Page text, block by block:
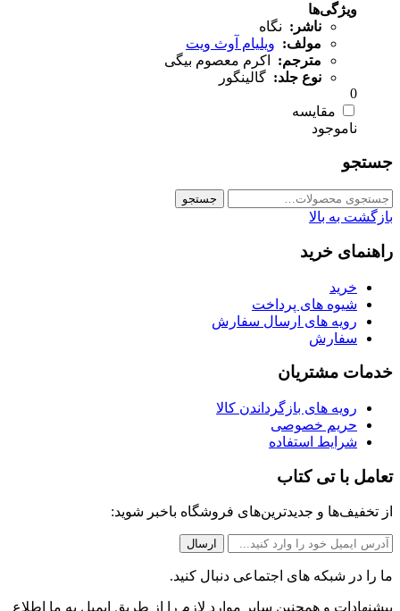
ویژگی‌ها
ناشر: نگاه
مولف: ویلیام آوث ویت
مترجم:
اکرم معصوم بیگی
نوع جلد: گالینگور
0
مقایسه
جستجو
جستجو
برای:
جستجو
بازگشت به بالا
راهنمای خرید
خرید
شیوه های پرداخت
رویه های ارسال سفارش
سفارش
خدمات مشتریان
رویه های بازگرداندن کالا
حریم خصوصی
شرایط استفاده
تعامل با تی کتاب
از تخفیف‌ها و جدیدترین‌های فروشگاه باخبر شوید:
ما را در شبکه های اجتماعی دنبال کنید.
پیشنهادات و همچنین سایر موارد لازم را از طریق ایمیل به ما اطلاع